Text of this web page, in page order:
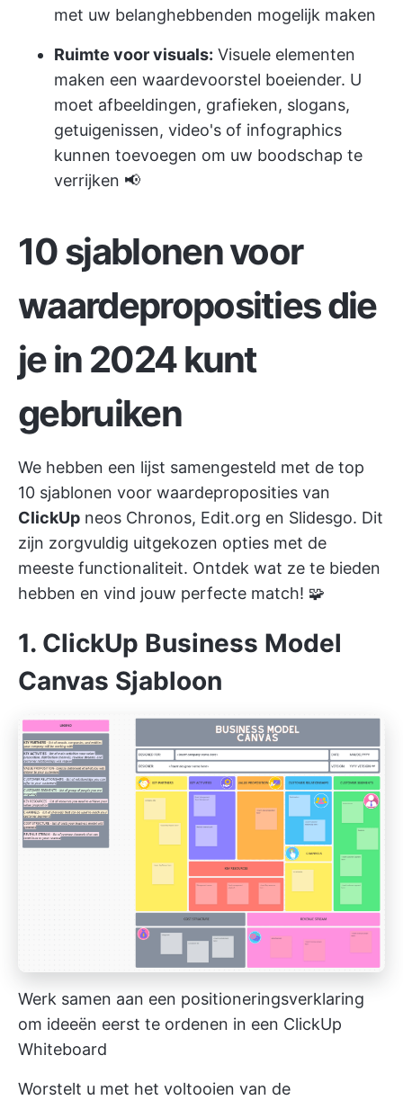
met uw belanghebbenden mogelijk maken
Ruimte voor visuals: Visuele elementen
maken een waardevoorstel boeiender. U
moet afbeeldingen, grafieken, slogans,
getuigenissen, video's of infographics
kunnen toevoegen om uw boodschap te
verrijken 📢
10 sjablonen voor
waardeproposities die
je in 2024 kunt
gebruiken
We hebben een lijst samengesteld met de top
10 sjablonen voor waardeproposities van
ClickUp neos Chronos, Edit.org en Slidesgo. Dit
zijn zorgvuldig uitgekozen opties met de
meeste functionaliteit. Ontdek wat ze te bieden
hebben en vind jouw perfecte match! 🧩
1. ClickUp Business Model
Canvas Sjabloon
Werk samen aan een positioneringsverklaring
om ideeën eerst te ordenen in een ClickUp
Whiteboard
Worstelt u met het voltooien van de